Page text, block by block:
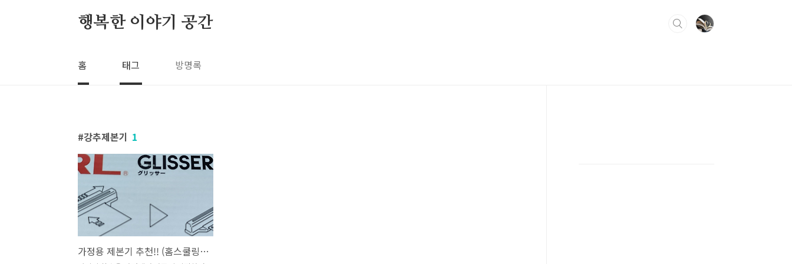
행복한 이야기 공간
홈 태그 방명록
강추제본기 1
가정용 제본기 추천!! (홈스쿨링의 기본 장비)